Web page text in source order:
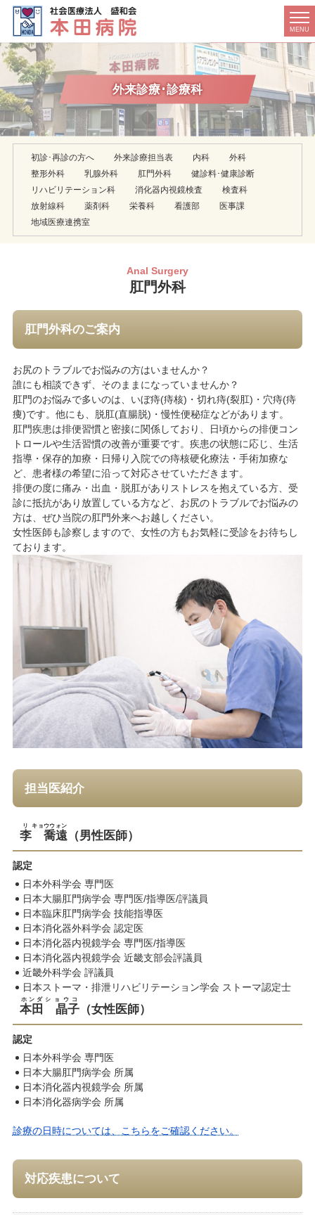
t
o
g
g
e
n
a
v
MENU
外来診療･診療科
初診･再診の方へ 外来診療担当表 内科
外科
整形外科
乳腺外科 肛門外科
健診料･健康診断
リハビリテーション科
消化器内視鏡検査
検査科
放射線科
薬剤科 栄養科 看護部
医事課
地域医療連携室
Anal Surgery
肛門外科
肛門外科のご案内
お尻のトラブルでお悩みの方はいませんか？
誰にも相談できず、そのままになっていませんか？
肛門のお悩みで多いのは、いぼ痔(痔核)・切れ痔(裂肛)・穴痔(痔
痩)です。他にも、脱肛(直腸脱)・慢性便秘症などがあります。
肛門疾患は排便習慣と密接に関係しており、日頃からの排便コン
トロールや生活習慣の改善が重要です。疾患の状態に応じ、生活
指導・保存的加療・日帰り入院での痔核硬化療法・手術加療な
ど、患者様の希望に沿って対応させていただきます。
排便の度に痛み・出血・脱肛がありストレスを抱えている方、受
診に抵抗があり放置している方など、お尻のトラブルでお悩みの
方は、ぜひ当院の肛門外来へお越しください。
女性医師も診察しますので、女性の方もお気軽に受診をお待ちし
ております。
担当医紹介
李
リ
喬遠
キョウウォン
（男性医師）
認定
日本外科学会 専門医
日本大腸肛門病学会 専門医/指導医/評議員
日本臨床肛門病学会 技能指導医
日本消化器外科学会 認定医
日本消化器内視鏡学会 専門医/指導医
日本消化器内視鏡学会 近畿支部会評議員
近畿外科学会 評議員
日本ストーマ・排泄リハビリテーション学会 ストーマ認定士
本田
ホンダ
晶子
ショウコ
（女性医師）
認定
日本外科学会 専門医
日本大腸肛門病学会 所属
日本消化器内視鏡学会 所属
日本消化器病学会 所属
診療の日時については、こちらをご確認ください。
対応疾患について